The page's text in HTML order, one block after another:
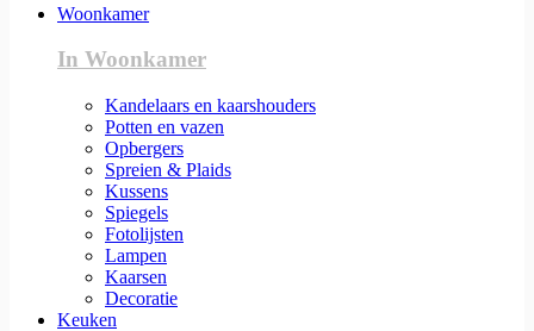
Woonkamer
In Woonkamer
Kandelaars en kaarshouders
Potten en vazen
Opbergers
Spreien & Plaids
Kussens
Spiegels
Fotolijsten
Lampen
Kaarsen
Decoratie
Keuken